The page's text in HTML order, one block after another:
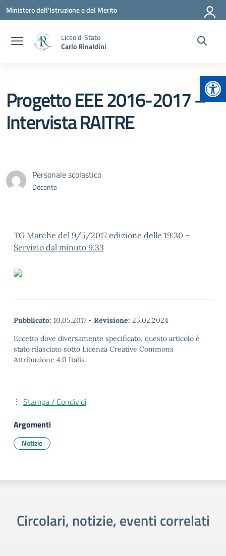
Vai ai contenuti
Vai al menu di navigazione
Vai al footer
Ministero dell'Istruzione e del Merito
Liceo di Stato
Carlo Rinaldini
Progetto EEE 2016-2017 –
Intervista RAITRE
Personale scolastico
Docente
TG Marche del 9/5/2017 edizione delle 19:30 –
Servizio dal minuto 9.33
Pubblicato: 10.05.2017 - Revisione: 25.02.2024
Eccetto dove diversamente specificato, questo articolo è
stato rilasciato sotto Licenza Creative Commons
Attribuzione 4.0 Italia.
Stampa / Condividi
Argomenti
Notizie
Circolari, notizie, eventi correlati